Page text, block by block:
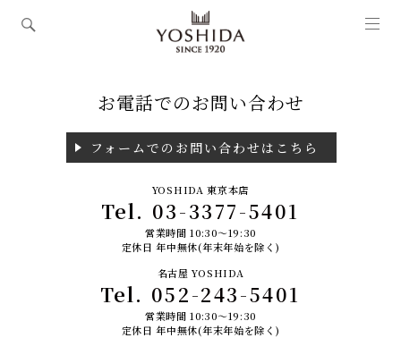
お電話でのお問い合わせ
フォームでのお問い合わせはこちら
YOSHIDA 東京本店
Tel. 03-3377-5401
営業時間 10:30～19:30
定休日 年中無休(年末年始を除く)
名古屋 YOSHIDA
Tel. 052-243-5401
営業時間 10:30～19:30
定休日 年中無休(年末年始を除く)